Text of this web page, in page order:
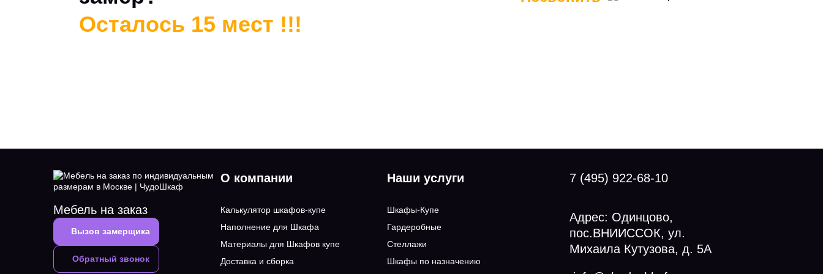
Осталось 15 мест !!!
Мебель на заказ
Вызов замерщика
Обратный звонок
О компании
Калькулятор шкафов-купе
Наполнение для Шкафа
Материалы для Шкафов купе
Доставка и сборка
Наши услуги
Шкафы-Купе
Гардеробные
Стеллажи
Шкафы по назначению
7 (495) 922-68-10
Адрес: Одинцово,
пос.ВНИИССОК, ул.
Михаила Кутузова, д. 5А